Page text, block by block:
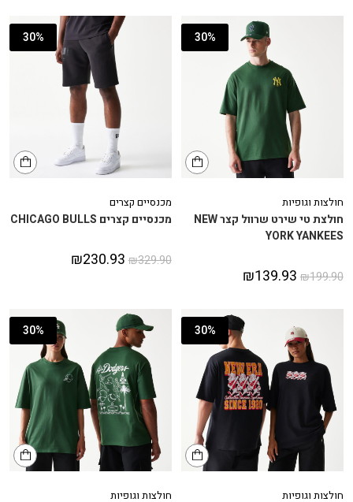
30%
חולצות וגופיות
חולצת טי שירט שרוול קצר NEW
YORK YANKEES
₪199.90
₪139.93
30%
מכנסיים קצרים
מכנסיים קצרים CHICAGO BULLS
₪329.90
₪230.93
30%
חולצות וגופיות
30%
חולצות וגופיות